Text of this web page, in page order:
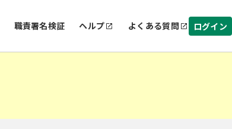
職責署名検証 ヘルプ よくある質問 ログイン